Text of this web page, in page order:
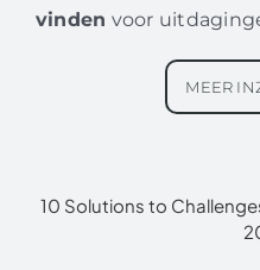
vinden voor
MEER
10 Solutions to